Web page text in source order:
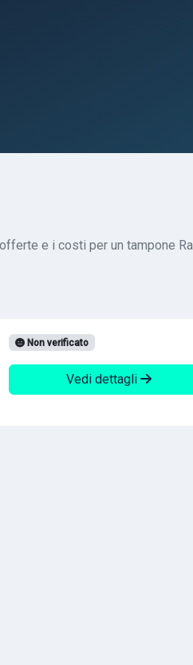
e i costi per un tampone
Non verificato
Vedi dettagli